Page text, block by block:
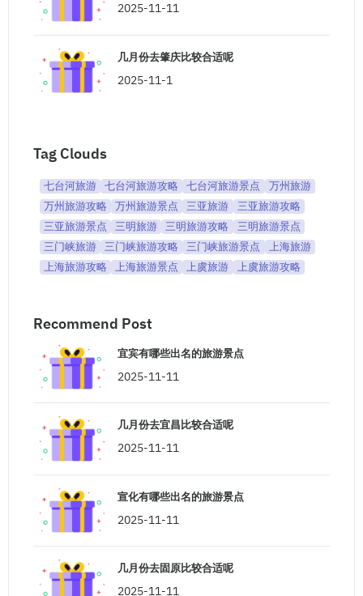
2025-11-11
几月份去肇庆比较合适呢
2025-11-1
Tag Clouds
七台河旅游 七台河旅游攻略 七台河旅游景点
万州旅游
万州旅游攻略
万州旅游景点 三亚旅游
三亚旅游攻略
三亚旅游景点
三明旅游 三明旅游攻略
三明旅游景点
三门峡旅游
三门峡旅游攻略 三门峡旅游景点
上海旅游
上海旅游攻略
上海旅游景点 上虞旅游 上虞旅游攻略
Recommend Post
宜宾有哪些出名的旅游景点
2025-11-11
几月份去宜昌比较合适呢
2025-11-11
宣化有哪些出名的旅游景点
2025-11-11
几月份去固原比较合适呢
2025-11-11